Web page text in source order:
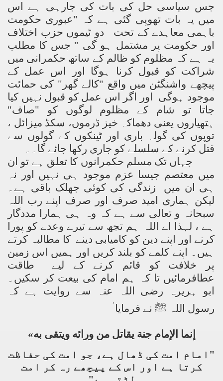
جس سیاسی حل کی بات کی جارہی ہے اس
میں یہ بات تھوپی گئی ہے کہ "عبوری حکومت
باہمی معاہدے کے تحت دو ٹیموں حزب اختلاف
اور حکومت پر مشتمل ہو گی " جس کا مطلب
یہ ہے کہ مظلوم کو ظالم کے ساتھ حکمرانی میں
شراکت کو قبول کرنا ہوگا اور اس عمل کے
پیچھے واشنگٹن میں واقع "کالے گھر" کی حمائت
موجود ہوگی اور اگر اس عمل کو قبول نہیں کیا
جاتا تو شام کے مظلوم لوگوں کو "صاف"
ہتھیاروں یعنی دھماکہ خیز ڈرموں، سکڈ میزائل ،
توپوں کی گولہ باری اور ٹینکوں کے گولوں سے
قتل کرنے کے سلسلے کو جاری رکھا جائے گا۔۔
جہاں تک مسلم حکمرانوں کا تعلق ہے تو ان
میں معتصم جیسا عزم موجود ہی نہیں اور نہ
ہی ان میں زندگی کی کوئی جھلک باقی ہے۔
لیکن ہماری امید صرف اور صرف اپنے رب اللہ
سبحانہ و تعالی سے ہے کہ وہ ہی ہمارا مددگار
ہے ، لہذا اے اللہ ہم تجھ سے تیرے وعدے کو پورا
کرنے اور اپنے دین کو کامیابی دینے کا مطالبہ کرتے
ہیں۔ اپنے کلمے کو بلند کریں اور ہمیں اس زمین
پر خلافت کو قائم کرنے کے لیے طاقت
عطافرمائیں تا کہ ہم امام کی بیعت کر سکیں۔
ابو ہریرہ رضی اللہ عنہ سے روایت ہے کہ
رسول اللہ ﷺ نے فرمایا
إنما الإمام جنة يقاتل من ورائه ويتقى به«
"امام امت کی ڈھال ہے، جو امت کی حفاظت
کرتا ہے اور اس کے پیچھے رہ کر امت